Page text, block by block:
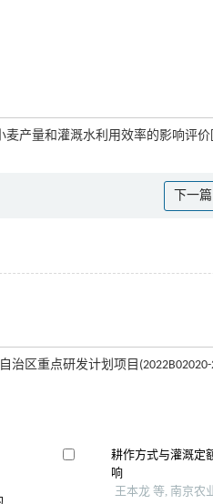
产量和灌溉水利用效率的影响评价
下一篇
治区重点研发计划项目(2022B02020-